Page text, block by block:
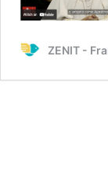
ZENIT -